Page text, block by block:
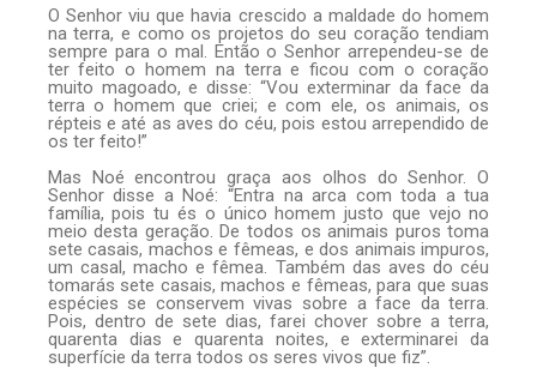
O Senhor viu que havia crescido a maldade do homem
na terra, e como os projetos do seu coração tendiam
sempre para o mal. Então o Senhor arrependeu-se de
ter feito o homem na terra e ficou com o coração
muito magoado, e disse: “Vou exterminar da face da
terra o homem que criei; e com ele, os animais, os
répteis e até as aves do céu, pois estou arrependido de
os ter feito!”
Mas Noé encontrou graça aos olhos do Senhor. O
Senhor disse a Noé: “Entra na arca com toda a tua
família, pois tu és o único homem justo que vejo no
meio desta geração. De todos os animais puros toma
sete casais, machos e fêmeas, e dos animais impuros,
um casal, macho e fêmea. Também das aves do céu
tomarás sete casais, machos e fêmeas, para que suas
espécies se conservem vivas sobre a face da terra.
Pois, dentro de sete dias, farei chover sobre a terra,
quarenta dias e quarenta noites, e exterminarei da
superfície da terra todos os seres vivos que fiz”.